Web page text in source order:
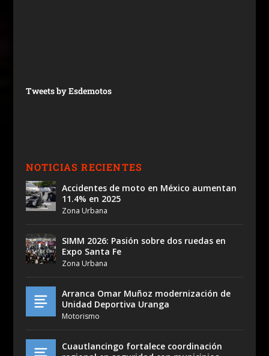
Tweets by Esdemotos
NOTICIAS RECIENTES
Accidentes de moto en México aumentan
11.4% en 2025
Zona Urbana
SIMM 2026: Pasión sobre dos ruedas en
Expo Santa Fe
Zona Urbana
Arranca Omar Muñoz modernización de
Unidad Deportiva Uranga
Motorismo
Cuautlancingo fortalece coordinación